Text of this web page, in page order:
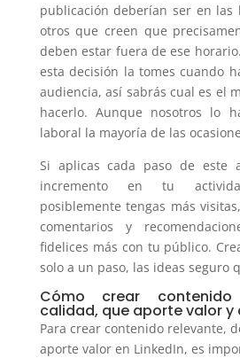
publicación deberían ser en las
otros que creen que
deben estar fuera de ese
esta decisión la tomes cuando
audiencia, así sabrás cual es el
hacerlo. Aunque nosotros lo
laboral la mayoría de las
Si aplicas cada paso de este
incremento en tu
posiblemente tengas más
comentarios y
fidelices más con tu público.
solo a un paso, las ideas seguro
Cómo crear
calidad, que aporte valor y
Para crear contenido relevante,
aporte valor en LinkedIn, es